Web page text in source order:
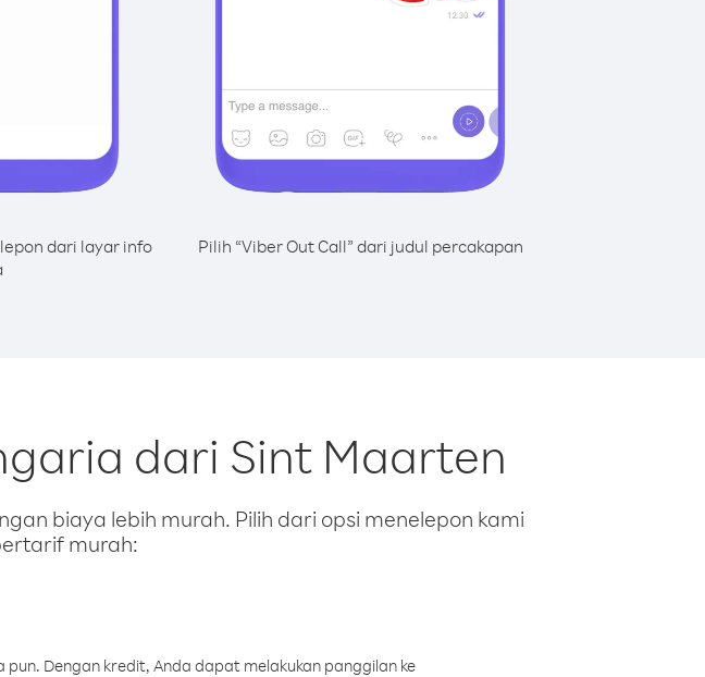
dari layar info
Pilih “Viber Out Call” dari judul percakapan
dari Sint Maarten
biaya lebih murah. Pilih dari opsi menelepon kami
murah:
Dengan kredit, Anda dapat melakukan panggilan ke